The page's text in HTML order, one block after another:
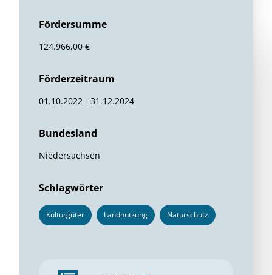
Fördersumme
124.966,00 €
Förderzeitraum
01.10.2022 - 31.12.2024
Bundesland
Niedersachsen
Schlagwörter
Kulturgüter Landnutzung Naturschutz